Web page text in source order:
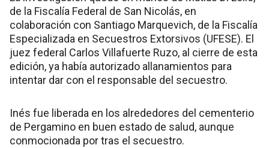
de la Fiscalía Federal de San Nicolás, en
colaboración con Santiago Marquevich, de la Fiscalía
Especializada en Secuestros Extorsivos (UFESE). El
juez federal Carlos Villafuerte Ruzo, al cierre de esta
edición, ya había autorizado allanamientos para
intentar dar con el responsable del secuestro.
Inés fue liberada en los alrededores del cementerio
de Pergamino en buen estado de salud, aunque
conmocionada por tras el secuestro.